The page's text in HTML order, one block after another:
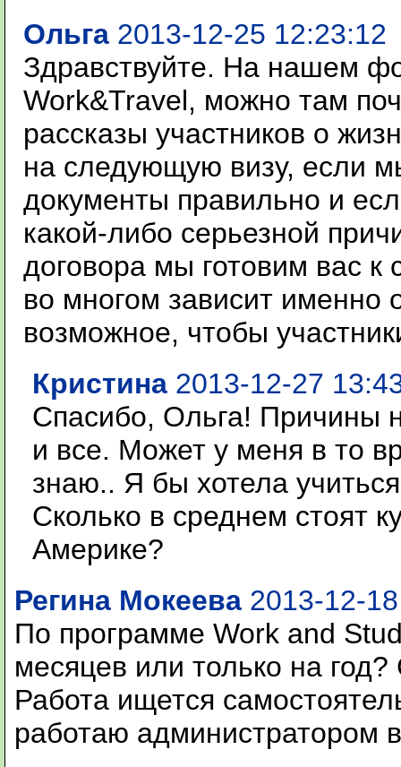
Ольга 2013-12-25 12:23:12
Здравствуйте. На нашем
Work&Travel, можно там
рассказы участников о
на следующую визу, если
документы правильно и
какой-либо серьезной
договора мы готовим вас
во многом зависит именно
возможное, чтобы
Кристина 2013-12-27
Спасибо, Ольга! Причины
и все. Может у меня в то
знаю.. Я бы хотела
Сколько в среднем стоят
Америке?
Регина Мокеева 2013-12-
По программе Work and
месяцев или только на
Работа ищется
работаю администратором